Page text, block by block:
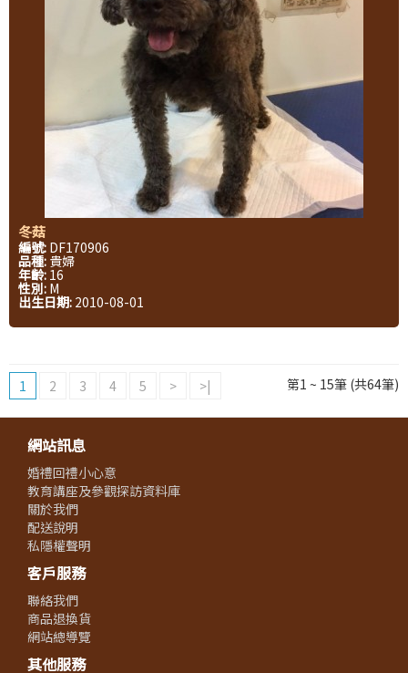
冬菇
編號: DF170906
品種: 貴婦
年齡: 16
性別: M
出生日期: 2010-08-01
1 2 3 4 5 > >| 第1 ~ 15筆 (共64筆)
網站訊息
婚禮回禮小心意
教育講座及參觀探訪資料庫
關於我們
配送說明
私隱權聲明
客戶服務
聯絡我們
商品退換貨
網站總導覽
其他服務